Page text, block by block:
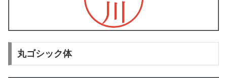
丸ゴシック体